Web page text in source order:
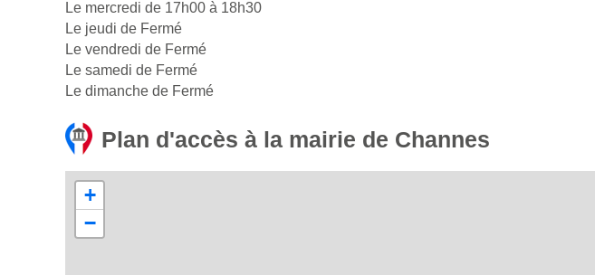
Le mercredi de 17h00 à 18h30
Le jeudi de Fermé
Le vendredi de Fermé
Le samedi de Fermé
Le dimanche de Fermé
Plan d'accès à la mairie de Channes
+
−